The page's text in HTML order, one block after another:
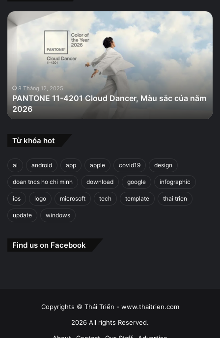
PANTONE
11-
Màu
của
năm
2026
8 Tháng 12, 2025
PANTONE 11-4201 Cloud Dancer, Màu sắc của năm
2026
Từ khóa hot
ai android app apple covid19 design
doan tncs ho chi minh download google infographic
ios logo microsoft tech template thai trien
update windows
Find us on Facebook
Copyrights © Thái Triển - www.thaitrien.com
2026 All rights Reserved.